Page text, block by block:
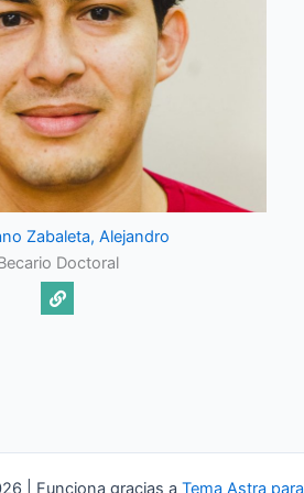
Zabaleta, Alejandro
Doctoral
| Funciona gracias a Tema Astra para